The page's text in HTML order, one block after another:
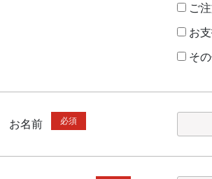
ご
お
そ
お名前 必須